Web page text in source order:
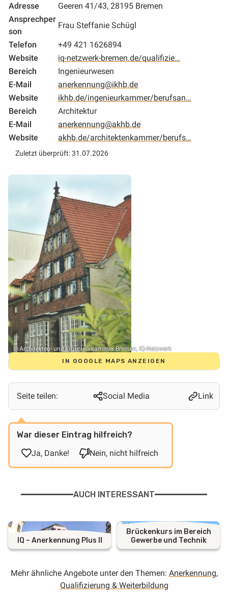
Adresse
Geeren 41/43, 28195 Bremen
Ansprechper
son
Frau Steffanie Schügl
Telefon
+49 421 1626894
Website
iq-netzwerk-bremen.de/qualifizie…
Bereich
Ingenieurwesen
E-Mail
anerkennung@ikhb.de
Website
ikhb.de/ingenieurkammer/berufsan…
Bereich
Architektur
E-Mail
anerkennung@akhb.de
Website
akhb.de/architektenkammer/berufs…
Zuletzt überprüft: 31.07.2026
© Architekten- und Ingenieurkammer Bremen, IQ-Netzwerk
IN GOOGLE MAPS ANZEIGEN
Seite teilen: Social Media Link
War dieser Eintrag hilfreich?
Ja, Danke!
Nein, nicht hilfreich
AUCH INTERESSANT
IQ – Anerkennung Plus II
Brückenkurs im Bereich
Gewerbe und Technik
Mehr ähnliche Angebote unter den Themen: Anerkennung,
Qualifizierung & Weiterbildung